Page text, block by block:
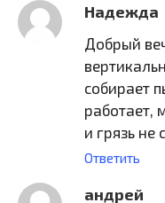
Надежда
Добрый
собирает
работает,
и грязь не
Ответить
андрей